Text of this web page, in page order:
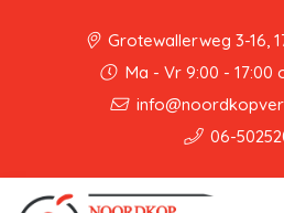
Grotewallerweg 3-16,
Ma - Vr 9:00 -
06-